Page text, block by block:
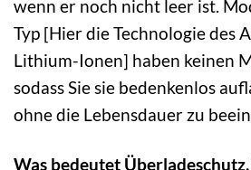
wenn er noch nicht leer ist.
Typ [Hier die Technologie des
Lithium-Ionen] haben keinen
sodass Sie sie bedenkenlos
ohne die Lebensdauer zu
Was bedeutet